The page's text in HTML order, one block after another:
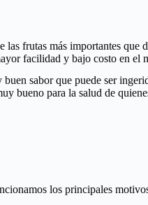
las frutas más importantes
facilidad y bajo costo en el
sabor que puede ser
bueno para la salud de
los principales